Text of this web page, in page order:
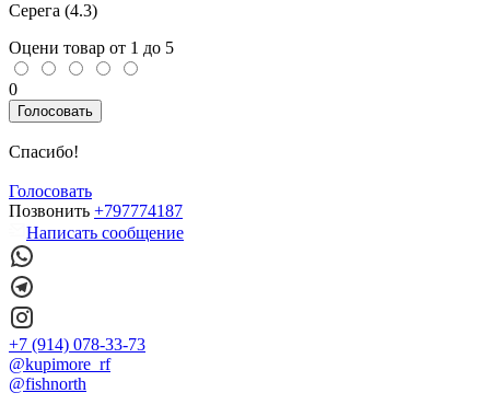
Серега (4.3)
Оцени товар от 1 до 5
0
Голосовать
Спасибо!
Голосовать
Позвонить +797774187
Написать сообщение
+7 (914) 078-33-73
@kupimore_rf
@fishnorth